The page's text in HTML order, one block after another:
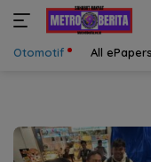
Otomotif All ePapers